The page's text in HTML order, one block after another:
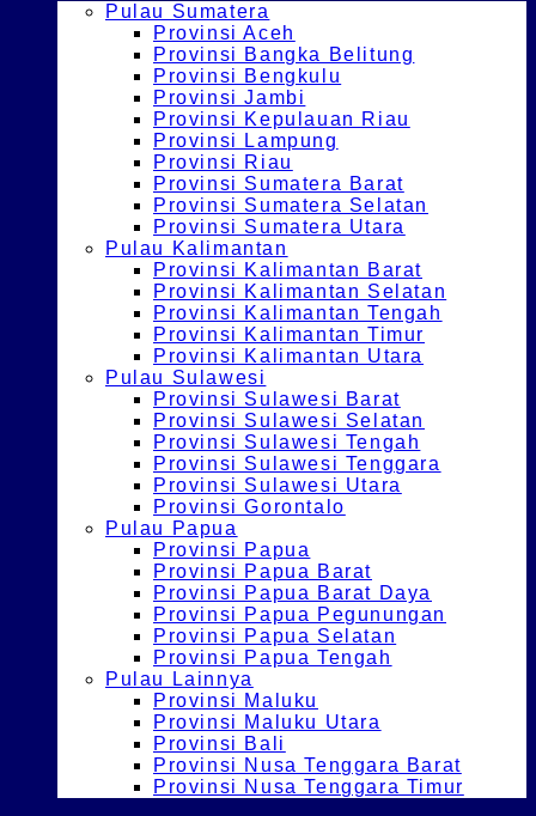
Pulau Sumatera
Provinsi Aceh
Provinsi Bangka Belitung
Provinsi Bengkulu
Provinsi Jambi
Provinsi Kepulauan Riau
Provinsi Lampung
Provinsi Riau
Provinsi Sumatera Barat
Provinsi Sumatera Selatan
Provinsi Sumatera Utara
Pulau Kalimantan
Provinsi Kalimantan Barat
Provinsi Kalimantan Selatan
Provinsi Kalimantan Tengah
Provinsi Kalimantan Timur
Provinsi Kalimantan Utara
Pulau Sulawesi
Provinsi Sulawesi Barat
Provinsi Sulawesi Selatan
Provinsi Sulawesi Tengah
Provinsi Sulawesi Tenggara
Provinsi Sulawesi Utara
Provinsi Gorontalo
Pulau Papua
Provinsi Papua
Provinsi Papua Barat
Provinsi Papua Barat Daya
Provinsi Papua Pegunungan
Provinsi Papua Selatan
Provinsi Papua Tengah
Pulau Lainnya
Provinsi Maluku
Provinsi Maluku Utara
Provinsi Bali
Provinsi Nusa Tenggara Barat
Provinsi Nusa Tenggara Timur